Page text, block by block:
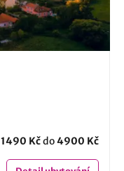
1490 Kčdo4900 Kč